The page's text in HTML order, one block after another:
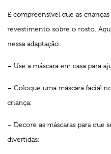
É compreensível que as
revestimento sobre o rosto.
nessa adaptação:
– Use a máscara em casa para
– Coloque uma máscara facial
criança;
– Decore as máscaras para que
divertidas;